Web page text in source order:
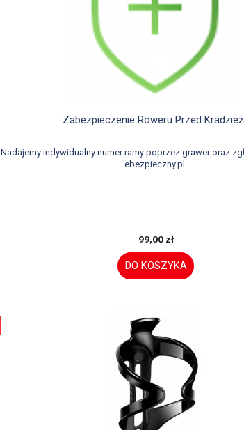
Szybki podgląd
Zabezpieczenie Roweru Przed
Nadajemy indywidualny numer ramy poprzez grawer oraz
ebezpieczny.pl.
99,00 zł
DO KOSZYKA